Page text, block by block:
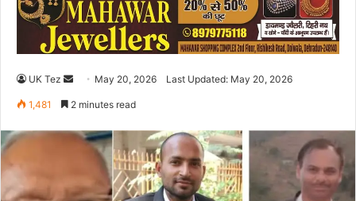
UK Tez
e
d
e
May 20, 2026 Last Updated: May 20, 2026
1,481 2 minutes read